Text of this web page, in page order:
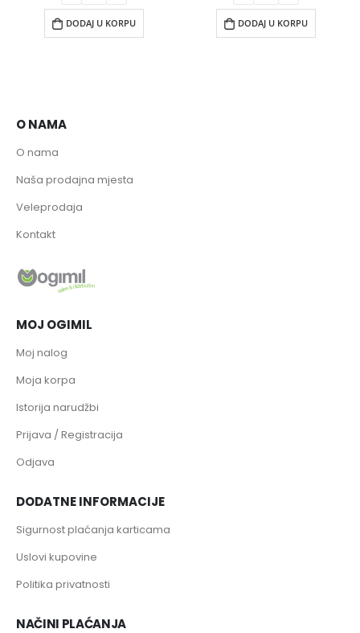
DODAJ U KORPU DODAJ U KORPU
O NAMA
O nama
Naša prodajna mjesta
Veleprodaja
Kontakt
MOJ OGIMIL
Moj nalog
Moja korpa
Istorija narudžbi
Prijava / Registracija
Odjava
DODATNE INFORMACIJE
Sigurnost plaćanja karticama
Uslovi kupovine
Politika privatnosti
NAČINI PLAĆANJA